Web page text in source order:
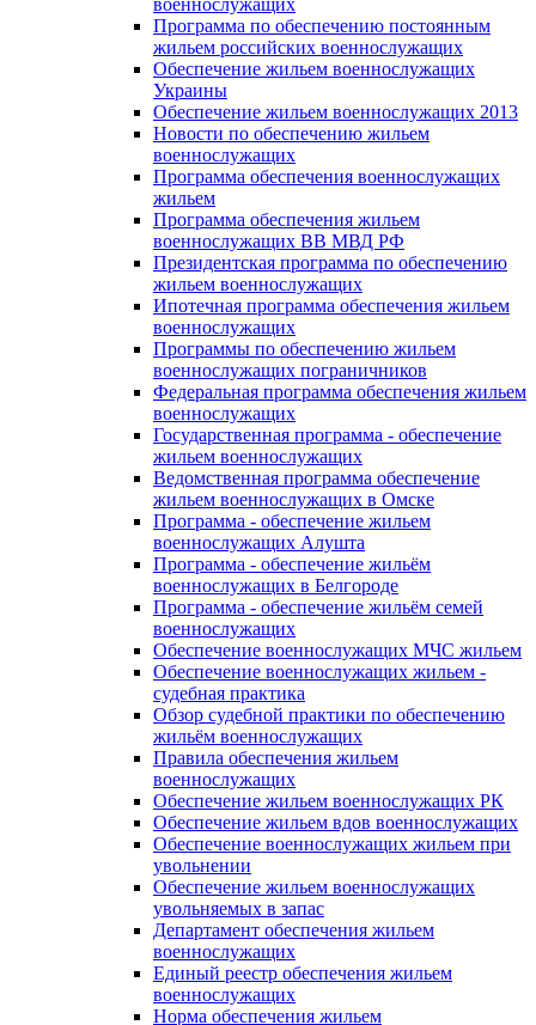
военнослужащих
Программа по обеспечению постоянным
жильем российских военнослужащих
Обеспечение жильем военнослужащих
Украины
Обеспечение жильем военнослужащих 2013
Новости по обеспечению жильем
военнослужащих
Программа обеспечения военнослужащих
жильем
Программа обеспечения жильем
военнослужащих ВВ МВД РФ
Президентская программа по обеспечению
жильем военнослужащих
Ипотечная программа обеспечения жильем
военнослужащих
Программы по обеспечению жильем
военнослужащих пограничников
Федеральная программа обеспечения жильем
военнослужащих
Государственная программа - обеспечение
жильем военнослужащих
Ведомственная программа обеспечение
жильем военнослужащих в Омске
Программа - обеспечение жильем
военнослужащих Алушта
Программа - обеспечение жильём
военнослужащих в Белгороде
Программа - обеспечение жильём семей
военнослужащих
Обеспечение военнослужащих МЧС жильем
Обеспечение военнослужащих жильем -
судебная практика
Обзор судебной практики по обеспечению
жильём военнослужащих
Правила обеспечения жильем
военнослужащих
Обеспечение жильем военнослужащих РК
Обеспечение жильем вдов военнослужащих
Обеспечение военнослужащих жильем при
увольнении
Обеспечение жильем военнослужащих
увольняемых в запас
Департамент обеспечения жильем
военнослужащих
Единый реестр обеспечения жильем
военнослужащих
Норма обеспечения жильем